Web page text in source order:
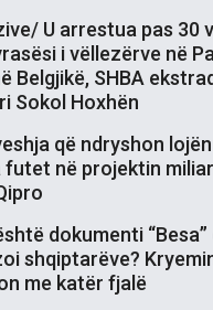
U arrestua pas 30
i vëllezërve në
Belgjikë, SHBA
Sokol Hoxhën
që ndryshon
futet në projektin
dokumenti “Besa”
shqiptarëve?
me katër fjalë